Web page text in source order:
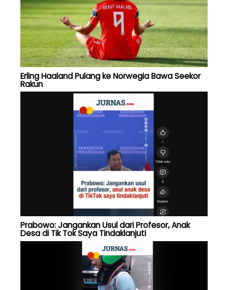
Erling Haaland Pulang ke Norwegia Bawa Seekor
Rakun
Prabowo: Jangankan Usul dari Profesor, Anak
Desa di Tik Tok Saya Tindaklanjuti